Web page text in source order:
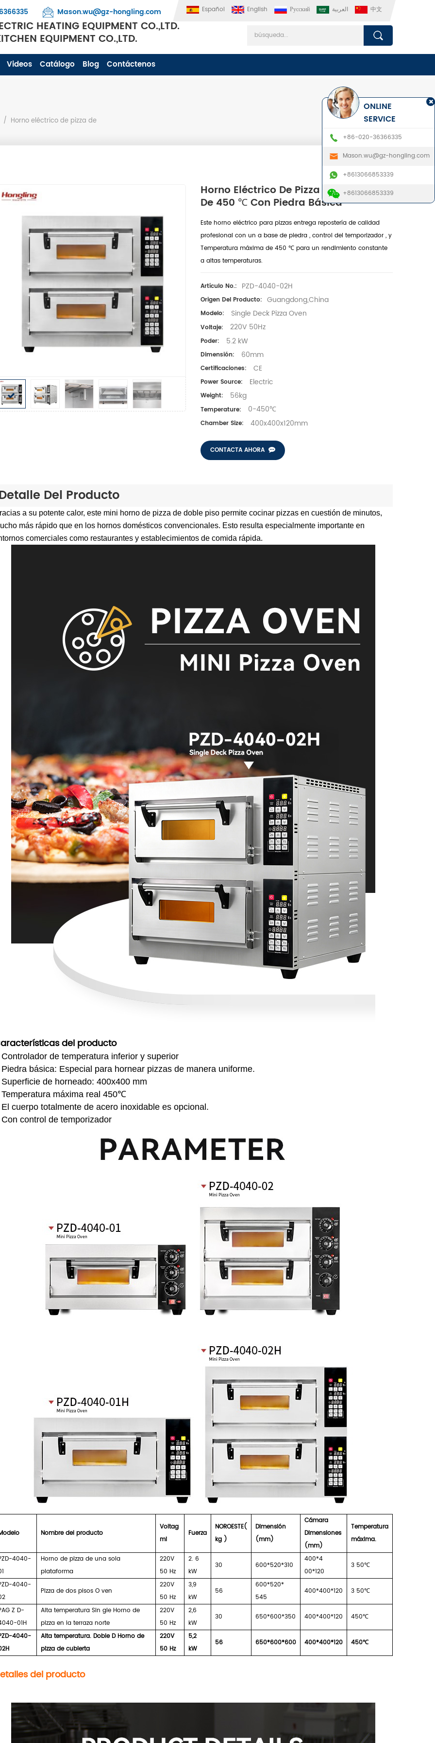
Español English Русский العربية 中文
Mason.wu@gz-hongling.com
HEATING EQUIPMENT CO.,LTD.
EQUIPMENT CO.,LTD.
Videos Catálogo Blog Contáctenos
/ Horno eléctrico de pizza de
Horno Eléctrico De Pizza De Doble Piso
De 450 ℃ Con Piedra Básica
Este horno eléctrico para pizzas entrega repostería de calidad
profesional con un a base de piedra , control del temporizador , y
Temperatura máxima de 450 ℃ para un rendimiento constante
a altas temperaturas.
Artículo No.: PZD-4040-02H
Origen Del Producto: Guangdong,China
Modelo: Single Deck Pizza Oven
Voltaje: 220V 50Hz
Poder: 5.2 kW
Dimensión: 60mm
Certificaciones: CE
Power Source: Electric
Weight: 56kg
Temperature: 0-450℃
Chamber Size: 400x400x120mm
CONTACTA AHORA
Del Producto
a su potente calor, este mini horno de pizza de doble piso permite cocinar pizzas en cuestión de minutos,
más rápido que en los hornos domésticos convencionales. Esto resulta especialmente importante en
comerciales como restaurantes y establecimientos de comida rápida.
del producto
Controlador de temperatura inferior y superior
Piedra básica: Especial para hornear pizzas de manera uniforme.
Superficie de horneado: 400x400 mm
Temperatura máxima real 450℃
El cuerpo totalmente de acero inoxidable es opcional.
Con control de temporizador
Nombre del producto
Voltag
mi
Fuerza
NOROESTE(
kg )
Dimensión
(mm)
Cámara
Dimensiones
(mm)
Temperatura
máxima.
4040-
Horno de pizza de una sola
plataforma
220V
50 Hz
2. 6
kW
30 600*520*310
400*4
00*120
3 50℃
4040-
Pizza de dos pisos O ven
220V
50 Hz
3,9
kW
56
600*520*
545
400*400*120 3 50℃
Z D-
01H
Alta temperatura Sin gle Horno de
pizza en la terraza norte
220V
50 Hz
2,6
kW
30 650*600*350 400*400*120 450℃
4040-
Alta temperatura. Doble DHorno de
pizza de cubierta
220V
50 Hz
5,2
kW
56 650*600*600 400*400*120 450℃
del producto
ONLINE
SERVICE
+86-020-36366335
Mason.wu@gz-hongling.com
+8613066853339
+8613066853339